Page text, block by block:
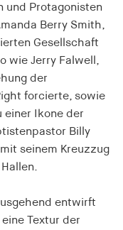
und Protagonisten
Berry Smith,
Gesellschaft
wie Jerry Falwell,
der
forcierte, sowie
einer Ikone der
Billy
seinem Kreuzzug
entwirft
Textur der